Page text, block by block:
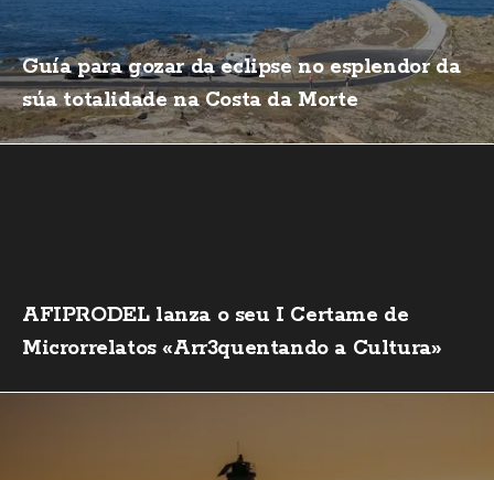
Guía para gozar da eclipse no esplendor da
súa totalidade na Costa da Morte
AFIPRODEL lanza o seu I Certame de
Microrrelatos «Arr3quentando a Cultura»